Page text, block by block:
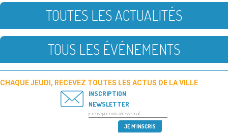
TOUTES LES ACTUALITÉS
TOUS LES ÉVÉNEMENTS
CHAQUE JEUDI, RECEVEZ TOUTES LES ACTUS DE LA VILLE
INSCRIPTION
NEWSLETTER